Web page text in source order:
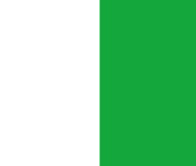
Chapter Ⅳ. 정
13. 정치의 사
14. 세대교체와
15. 전환의 정